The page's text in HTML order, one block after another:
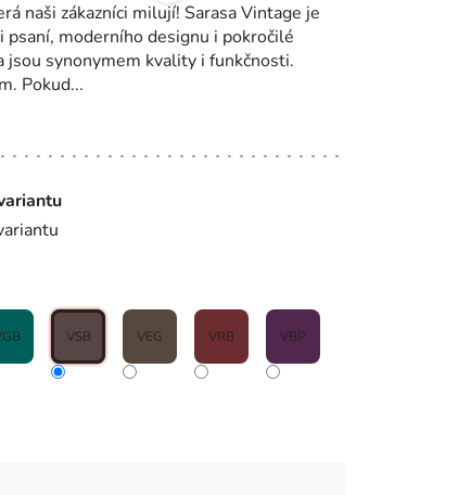
VSB VEG VRB VBP
naši zákazníci milují! Sarasa Vintage je
moderního designu i pokročilé
jsou synonymem kvality i funkčnosti.
Pokud...